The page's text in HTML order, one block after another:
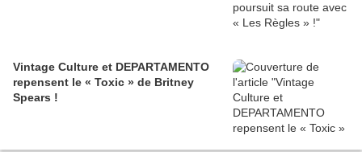
Vintage Culture et DEPARTAMENTO
repensent le « Toxic » de Britney
Spears !